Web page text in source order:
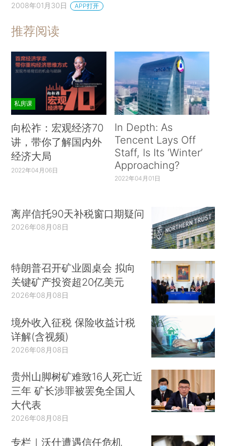
2008年01月30日 APP打开
推荐阅读
私房课
向松祚：宏观经济70
讲，带你了解国内外
经济大局
2022年04月06日
In Depth: As
Tencent Lays Off
Staff, Is Its ‘Winter’
Approaching?
2022年04月01日
离岸信托90天补税窗口期疑问
2026年08月08日
特朗普召开矿业圆桌会 拟向
关键矿产投资超20亿美元
2026年08月08日
境外收入征税 保险收益计税
详解(含视频)
2026年08月08日
贵州山脚树矿难致16人死亡近
三年 矿长涉罪被罢免全国人
大代表
2026年08月08日
专栏｜沃什遭遇信任危机